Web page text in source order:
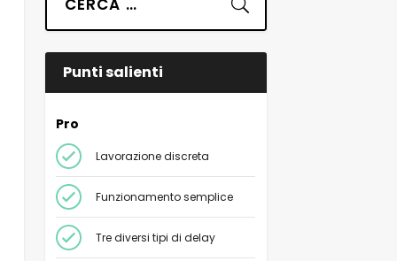
Punti salienti
Pro
Lavorazione discreta
Funzionamento semplice
Tre diversi tipi di delay